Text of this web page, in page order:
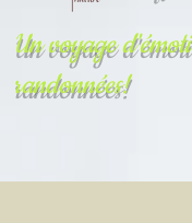
Un voyage
randonnées!